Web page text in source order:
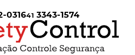
031641 3343-1574